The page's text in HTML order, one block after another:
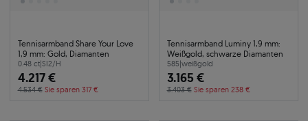
Tennisarmband Share Your Love
1,9 mm: Gold, Diamanten
0.48 ct|SI2/H
4.217 €
4.534 € Sie sparen 317 €
Tennisarmband Luminy 1,9 mm:
Weißgold, schwarze Diamanten
585|weißgold
3.165 €
3.403 € Sie sparen 238 €